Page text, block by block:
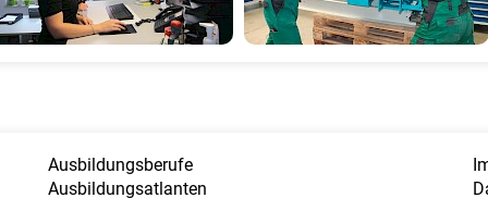
Ausbildungsberufe
Ausbildungsatlanten